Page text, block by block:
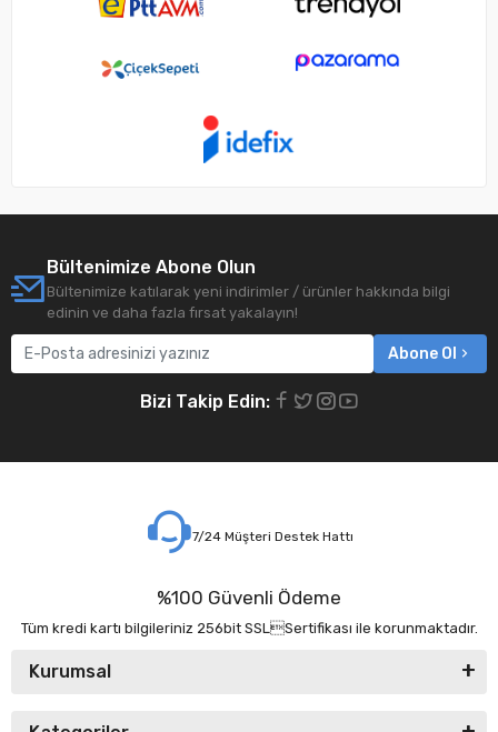
Bültenimize Abone Olun
Bültenimize katılarak yeni indirimler / ürünler hakkında bilgi
edinin ve daha fazla fırsat yakalayın!
Abone Ol
Bizi Takip Edin:
7/24 Müşteri Destek Hattı
%100 Güvenli Ödeme
Tüm kredi kartı bilgileriniz 256bit SSLSertifikası ile korunmaktadır.
Kurumsal